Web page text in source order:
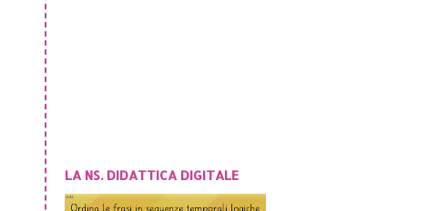
LA NS. DIDATTICA DIGITALE